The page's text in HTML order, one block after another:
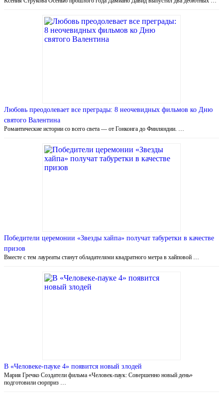
Любовь преодолевает все преграды: 8 неочевидных фильмов ко Дню
святого Валентина
Романтические истории со всего света — от Гонконга до Финляндии. …
Победители церемонии «Звезды хайпа» получат табуретки в качестве
призов
Вместе с тем лауреаты станут обладателями квадратного метра в хайповой …
В «Человеке-пауке 4» появится новый злодей
Мария Гречко Создатели фильма «Человек-паук: Совершенно новый день»
подготовили сюрприз …